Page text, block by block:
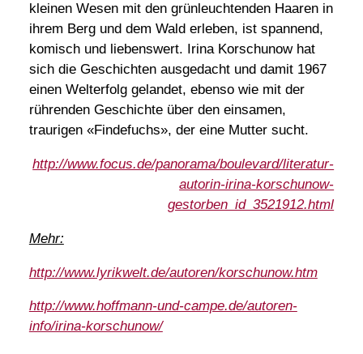
kleinen Wesen mit den grünleuchtenden Haaren in
ihrem Berg und dem Wald erleben, ist spannend,
komisch und liebenswert. Irina Korschunow hat
sich die Geschichten ausgedacht und damit 1967
einen Welterfolg gelandet, ebenso wie mit der
rührenden Geschichte über den einsamen,
traurigen «Findefuchs», der eine Mutter sucht.
http://www.focus.de/panorama/boulevard/literatur-
autorin-irina-korschunow-
gestorben_id_3521912.html
Mehr:
http://www.lyrikwelt.de/autoren/korschunow.htm
http://www.hoffmann-und-campe.de/autoren-
info/irina-korschunow/